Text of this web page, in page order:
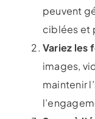
peuvent
ciblées et
Variez les
images,
maintenir